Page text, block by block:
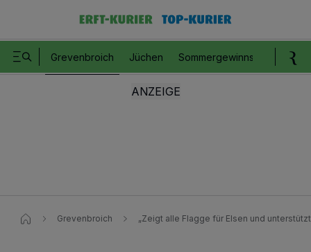
Grevenbroich Jüchen Sommergewinnspiel
Grevenbroich „Zeigt alle Flagge für Elsen und